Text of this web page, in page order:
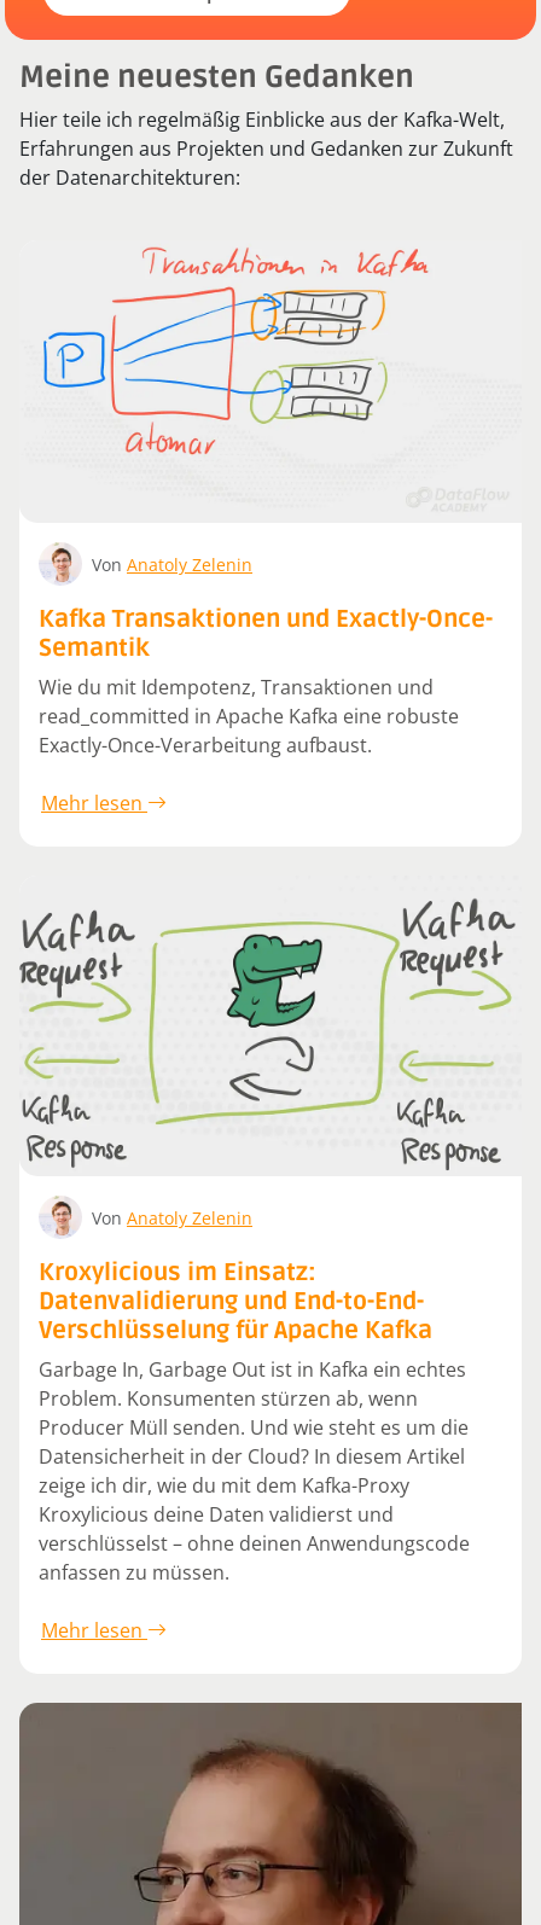
Meine neuesten Gedanken
Hier teile ich regelmäßig Einblicke aus der Kafka-Welt,
Erfahrungen aus Projekten und Gedanken zur Zukunft
der Datenarchitekturen:
Von Anatoly Zelenin
Kafka Transaktionen und Exactly-Once-
Semantik
Wie du mit Idempotenz, Transaktionen und
read_committed in Apache Kafka eine robuste
Exactly-Once-Verarbeitung aufbaust.
Mehr lesen
Von Anatoly Zelenin
Kroxylicious im Einsatz:
Datenvalidierung und End-to-End-
Verschlüsselung für Apache Kafka
Garbage In, Garbage Out ist in Kafka ein echtes
Problem. Konsumenten stürzen ab, wenn
Producer Müll senden. Und wie steht es um die
Datensicherheit in der Cloud? In diesem Artikel
zeige ich dir, wie du mit dem Kafka-Proxy
Kroxylicious deine Daten validierst und
verschlüsselst – ohne deinen Anwendungscode
anfassen zu müssen.
Mehr lesen